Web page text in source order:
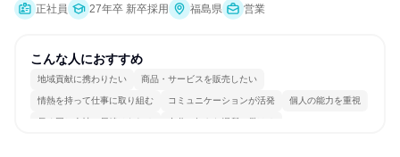
正社員
27年卒 新卒採用 福島県 営業
こんな人におすすめ
地域貢献に携わりたい 商品・サービスを販売したい
情熱を持って仕事に取り組む コミュニケーションが活発 個人の能力を重視
長く同じ会社に居続けられる 自分の好きな場所で働ける